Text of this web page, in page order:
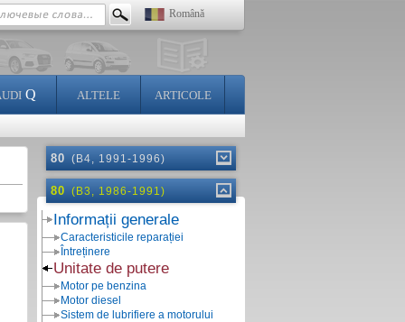
Română
Q ALTELE ARTICOLE
80 (B4, 1991-1996)
80 (B3, 1986-1991)
Informații generale
Caracteristicile reparației
Întreținere
Unitate de putere
Motor pe benzina
Motor diesel
Sistem de lubrifiere a motorului